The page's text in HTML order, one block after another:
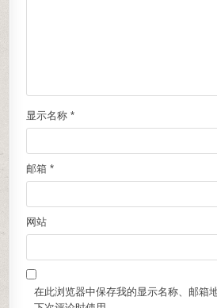
显示名称*
邮箱*
网站
在此浏览器中保存我的显示名称、邮箱